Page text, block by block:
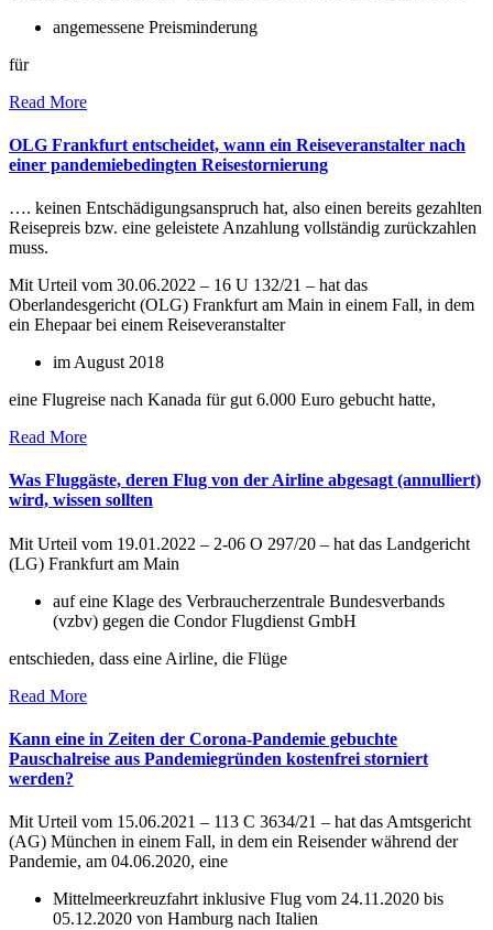
angemessene Preisminderung
für
Read More
OLG Frankfurt entscheidet, wann ein Reiseveranstalter nach
einer pandemiebedingten Reisestornierung
…. keinen Entschädigungsanspruch hat, also einen bereits gezahlten
Reisepreis bzw. eine geleistete Anzahlung vollständig zurückzahlen
muss.
Mit Urteil vom 30.06.2022 – 16 U 132/21 – hat das
Oberlandesgericht (OLG) Frankfurt am Main in einem Fall, in dem
ein Ehepaar bei einem Reiseveranstalter
im August 2018
eine Flugreise nach Kanada für gut 6.000 Euro gebucht hatte,
Read More
Was Fluggäste, deren Flug von der Airline abgesagt (annulliert)
wird, wissen sollten
Mit Urteil vom 19.01.2022 – 2-06 O 297/20 – hat das Landgericht
(LG) Frankfurt am Main
auf eine Klage des Verbraucherzentrale Bundesverbands
(vzbv) gegen die Condor Flugdienst GmbH
entschieden, dass eine Airline, die Flüge
Read More
Kann eine in Zeiten der Corona-Pandemie gebuchte
Pauschalreise aus Pandemiegründen kostenfrei storniert
werden?
Mit Urteil vom 15.06.2021 – 113 C 3634/21 – hat das Amtsgericht
(AG) München in einem Fall, in dem ein Reisender während der
Pandemie, am 04.06.2020, eine
Mittelmeerkreuzfahrt inklusive Flug vom 24.11.2020 bis
05.12.2020 von Hamburg nach Italien